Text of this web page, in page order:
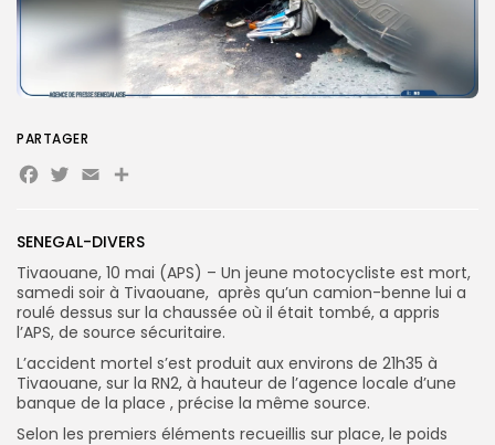
for:
FR
SENEGAL-DIVERS
Tivaouane, 10 mai (APS) – Un jeune motocycliste est mort,
samedi soir à Tivaouane, après qu’un camion-benne lui a
roulé dessus sur la chaussée où il était tombé, a appris
l’APS, de source sécuritaire.
L’accident mortel s’est produit aux environs de 21h35 à
Tivaouane, sur la RN2, à hauteur de l’agence locale d’une
banque de la place , précise la même source.
Selon les premiers éléments recueillis sur place, le poids
PARTAGER
Facebook
Twitter
EmailPartager